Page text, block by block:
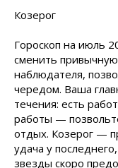
Козерог
Гороскоп на июль
сменить
наблюдателя,
чередом. Ваша
течения: есть
работы —
отдых. Козерог —
удача у
звезды скоро